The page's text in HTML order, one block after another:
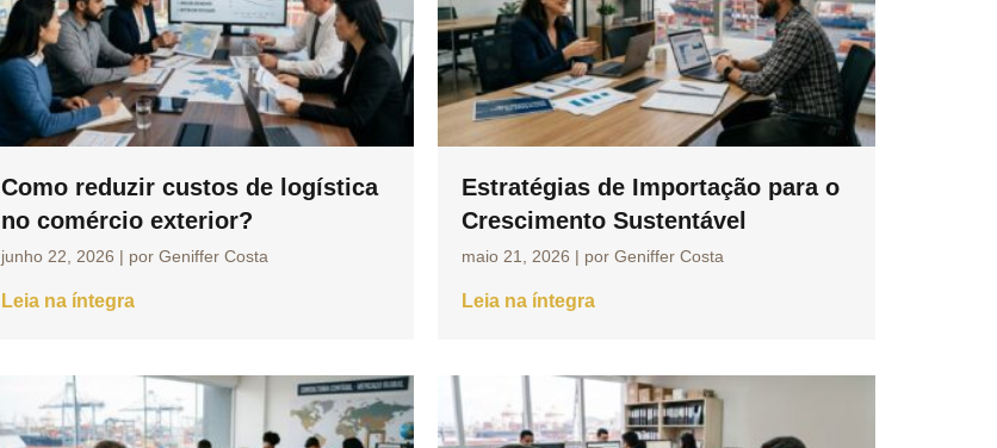
Como reduzir custos de logística
no comércio exterior?
junho 22, 2026 | por Geniffer Costa
Leia na íntegra
Estratégias de Importação para o
Crescimento Sustentável
maio 21, 2026 | por Geniffer Costa
Leia na íntegra